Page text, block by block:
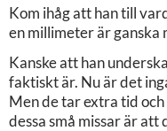
Kom ihåg att han till
en millimeter är ganska
Kanske att han
faktiskt är. Nu är det
Men de tar extra tid
dessa små missar är